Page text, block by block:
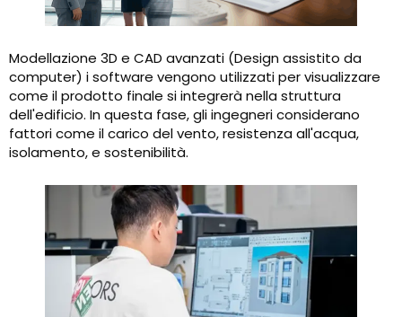
Modellazione 3D e CAD avanzati (Design assistito da
computer) i software vengono utilizzati per visualizzare
come il prodotto finale si integrerà nella struttura
dell'edificio. In questa fase, gli ingegneri considerano
fattori come il carico del vento, resistenza all'acqua,
isolamento, e sostenibilità.